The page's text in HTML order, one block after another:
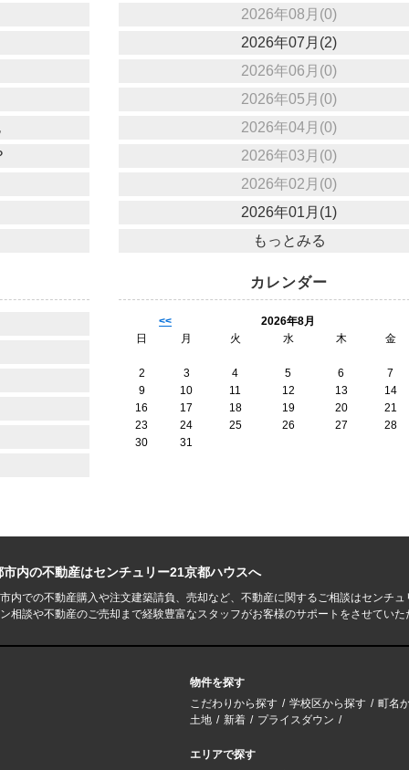
2026年08月(0)
2026年07月(2)
2026年06月(0)
2026年05月(0)
2026年04月(0)
2026年03月(0)
2026年02月(0)
2026年01月(1)
もっとみる
カレンダー
<<
2026年8月
日
月 火 水 木 金
2 3 4 5 6
7
9
10 11 12 13
14
16
17 18 19 20
21
23
24 25 26 27
28
30
31
市内の不動産はセンチュリー21京都ハウスへ
内での不動産購入や注文建築請負、売却など、不動産に関するご相談はセンチ
相談や不動産のご売却まで経験豊富なスタッフがお客様のサポートをさせていた
物件を探す
こだわりから探す
学校区から探す
町名
土地
新着 プライスダウン
エリアで探す